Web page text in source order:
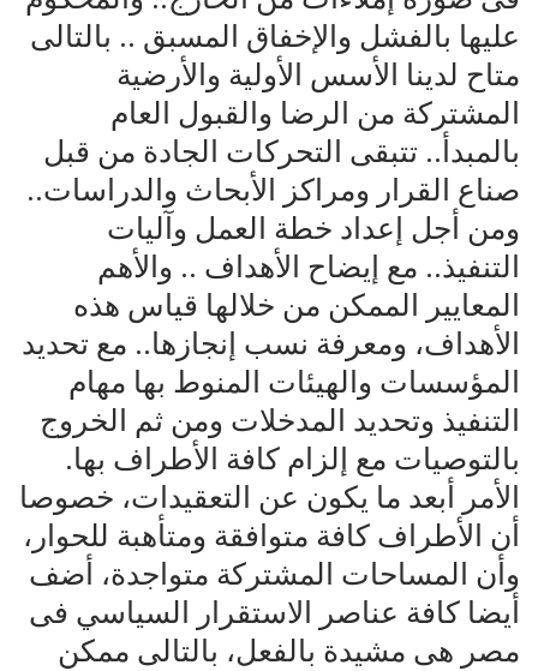
عليها بالفشل والإخفاق المسبق .. بالتالى
متاح لدينا الأسس الأولية والأرضية
المشتركة من الرضا والقبول العام
بالمبدأ.. تتبقى التحركات الجادة من قبل
صناع القرار ومراكز الأبحاث والدراسات..
ومن أجل إعداد خطة العمل وآليات
التنفيذ.. مع إيضاح الأهداف .. والأهم
المعايير الممكن من خلالها قياس هذه
الأهداف، ومعرفة نسب إنجازها.. مع تحديد
المؤسسات والهيئات المنوط بها مهام
التنفيذ وتحديد المدخلات ومن ثم الخروج
بالتوصيات مع إلزام كافة الأطراف بها.
الأمر أبعد ما يكون عن التعقيدات، خصوصا
أن الأطراف كافة متوافقة ومتأهبة للحوار،
وأن المساحات المشتركة متواجدة، أضف
أيضا كافة عناصر الاستقرار السياسي فى
مصر هى مشيدة بالفعل، بالتالى ممكن